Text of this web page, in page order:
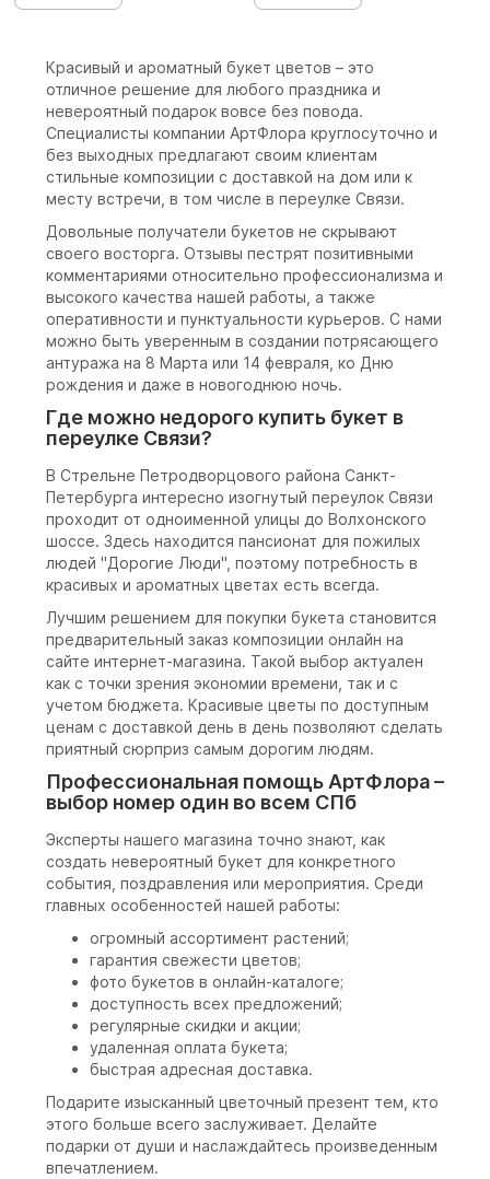
Красивый и ароматный букет цветов – это
отличное решение для любого праздника и
невероятный подарок вовсе без повода.
Специалисты компании АртФлора круглосуточно и
без выходных предлагают своим клиентам
стильные композиции с доставкой на дом или к
месту встречи, в том числе в переулке Связи.
Довольные получатели букетов не скрывают
своего восторга. Отзывы пестрят позитивными
комментариями относительно профессионализма и
высокого качества нашей работы, а также
оперативности и пунктуальности курьеров. С нами
можно быть уверенным в создании потрясающего
антуража на 8 Марта или 14 февраля, ко Дню
рождения и даже в новогоднюю ночь.
Где можно недорого купить букет в
переулке Связи?
В Стрельне Петродворцового района Санкт-
Петербурга интересно изогнутый переулок Связи
проходит от одноименной улицы до Волхонского
шоссе. Здесь находится пансионат для пожилых
людей "Дорогие Люди", поэтому потребность в
красивых и ароматных цветах есть всегда.
Лучшим решением для покупки букета становится
предварительный заказ композиции онлайн на
сайте интернет-магазина. Такой выбор актуален
как с точки зрения экономии времени, так и с
учетом бюджета. Красивые цветы по доступным
ценам с доставкой день в день позволяют сделать
приятный сюрприз самым дорогим людям.
Профессиональная помощь АртФлора –
выбор номер один во всем СПб
Эксперты нашего магазина точно знают, как
создать невероятный букет для конкретного
события, поздравления или мероприятия. Среди
главных особенностей нашей работы:
огромный ассортимент растений;
гарантия свежести цветов;
фото букетов в онлайн-каталоге;
доступность всех предложений;
регулярные скидки и акции;
удаленная оплата букета;
быстрая адресная доставка.
Подарите изысканный цветочный презент тем, кто
этого больше всего заслуживает. Делайте
подарки от души и наслаждайтесь произведенным
впечатлением.